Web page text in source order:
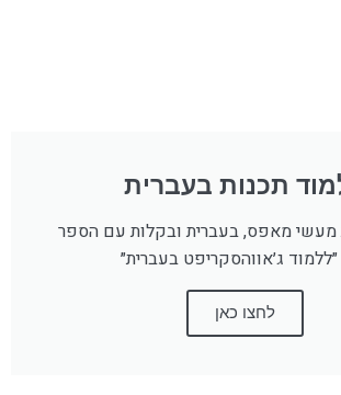
תכנות בעברית
מעשי מאפס, בעברית ובקלות עם הספר
ג׳אווהסקריפט בעברית״
לחצו כאן